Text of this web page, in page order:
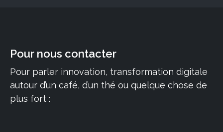
Pour nous contacter
Pour parler innovation, transformation digitale
autour d’un café, d’un thé ou quelque chose de
plus fort :